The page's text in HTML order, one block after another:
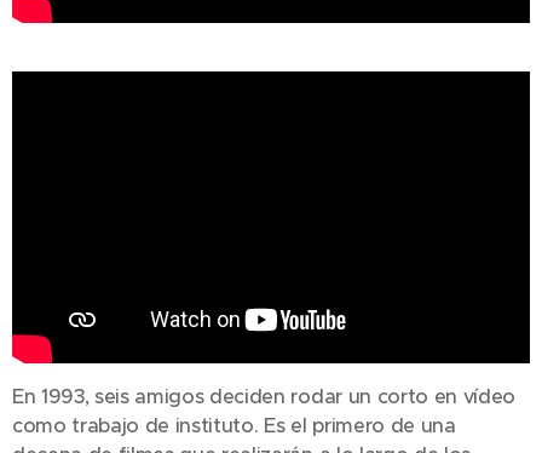
En 1993, seis amigos deciden rodar un corto en vídeo
como trabajo de instituto. Es el primero de una